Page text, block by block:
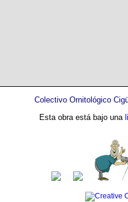
Colectivo Ornitológico
Esta obra está bajo una